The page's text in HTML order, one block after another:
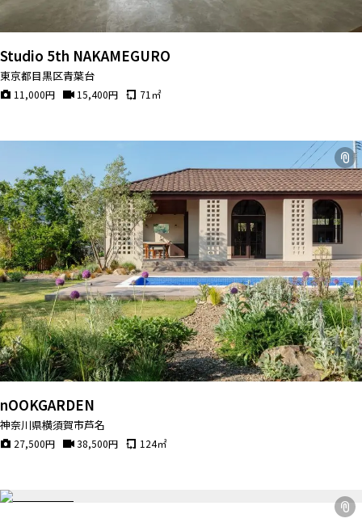
Studio 5th NAKAMEGURO
東京都目黒区青葉台
11,000円 15,400円 71 ㎡
nOOKGARDEN
神奈川県横須賀市芦名
27,500円 38,500円 124㎡